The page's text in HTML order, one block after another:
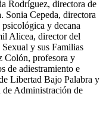
Rodríguez, directora de
Sonia Cepeda, directora
y decana
Alicea, director del
y sus Familias
Colón, profesora y
de adiestramiento e
Libertad Bajo Palabra y
de Administración de